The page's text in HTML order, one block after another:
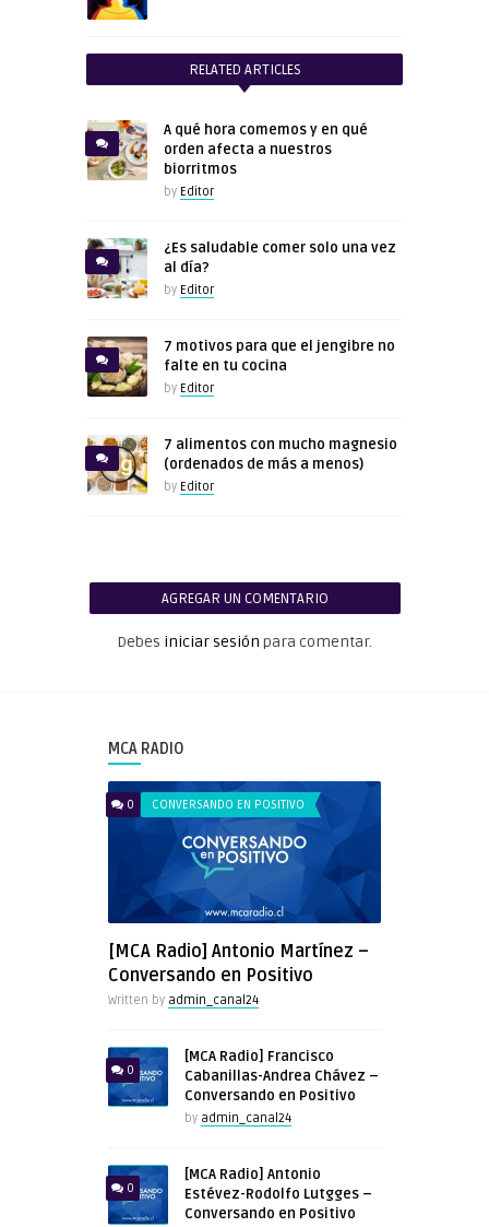
RELATED ARTICLES
A qué hora comemos y en qué
orden afecta a nuestros
biorritmos
by Editor
¿Es saludable comer solo una vez
al día?
by Editor
7 motivos para que el jengibre no
falte en tu cocina
by Editor
7 alimentos con mucho magnesio
(ordenados de más a menos)
by Editor
AGREGAR UN COMENTARIO
Debes iniciar sesión para comentar.
MCA RADIO
0 CONVERSANDO EN POSITIVO
[MCA Radio] Antonio Martínez –
Conversando en Positivo
Written by admin_canal24
0
[MCA Radio] Francisco
Cabanillas-Andrea Chávez –
Conversando en Positivo
by admin_canal24
0
[MCA Radio] Antonio
Estévez-Rodolfo Lutgges –
Conversando en Positivo